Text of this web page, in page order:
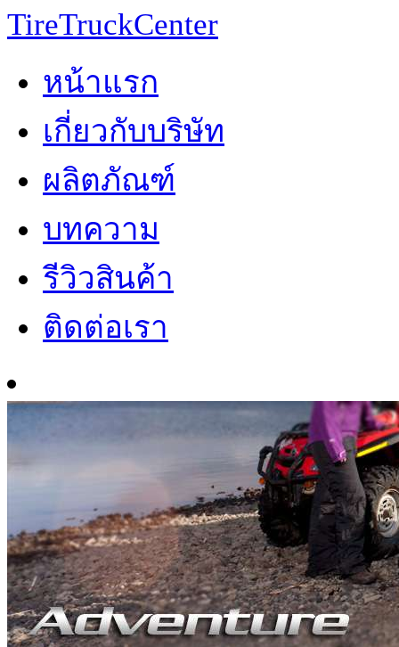
TireTruckCenter
หน้าแรก
เกี่ยวกับบริษัท
ผลิตภัณฑ์
บทความ
รีวิวสินค้า
ติดต่อเรา